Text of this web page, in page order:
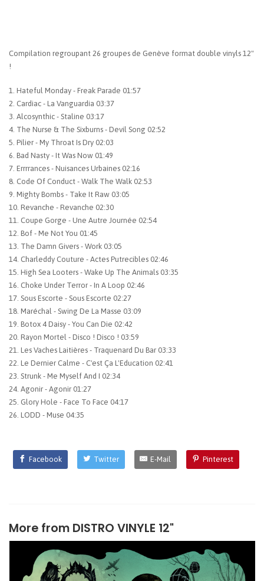
Compilation regroupant 26 groupes de Genève format double vinyls 12"
!
1. Hateful Monday - Freak Parade 01:57
2. Cardiac - La Vanguardia 03:37
3. Alcosynthic - Staline 03:17
4. The Nurse & The Sixburns - Devil Song 02:52
5. Pilier - My Throat Is Dry 02:03
6. Bad Nasty - It Was Now 01:49
7. Errrrances - Nuisances Urbaines 02:16
8. Code Of Conduct - Walk The Walk 02:53
9. Mighty Bombs - Take It Raw 03:05
10. Revanche - Revanche 02:30
11. Coupe Gorge - Une Autre Journée 02:54
12. Bof - Me Not You 01:45
13. The Damn Givers - Work 03:05
14. Charleddy Couture - Actes Putrecibles 02:46
15. High Sea Looters - Wake Up The Animals 03:35
16. Choke Under Terror - In A Loop 02:46
17. Sous Escorte - Sous Escorte 02:27
18. Maréchal - Swing De La Masse 03:09
19. Botox 4 Daisy - You Can Die 02:42
20. Rayon Mortel - Disco ! Disco ! 03:59
21. Les Vaches Laitières - Traquenard Du Bar 03:33
22. Le Dernier Calme - C'est Ça L'Education 02:41
23. Strunk - Me Myself And I 02:34
24. Agonir - Agonir 01:27
25. Glory Hole - Face To Face 04:17
26. LODD - Muse 04:35
Facebook Twitter E-Mail Pinterest
More from DISTRO VINYLE 12"